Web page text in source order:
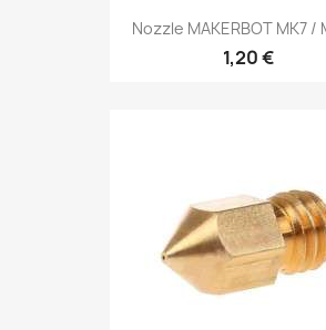
Nozzle MAKERBOT MK7 /
1,20 €